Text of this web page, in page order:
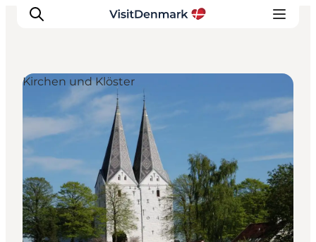
Inspiration
Regionen
Erlebnisse
Unterkünfte
Reiseplanung
Kirchen und Klöster